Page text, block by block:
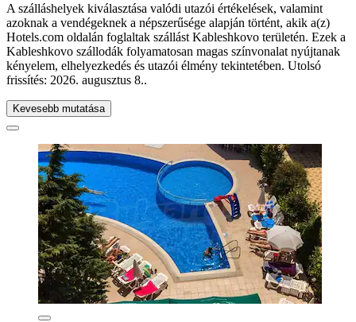
A szálláshelyek kiválasztása valódi utazói értékelések, valamint
azoknak a vendégeknek a népszerűsége alapján történt, akik a(z)
Hotels.com oldalán foglaltak szállást Kableshkovo területén. Ezek a
Kableshkovo szállodák folyamatosan magas színvonalat nyújtanak
kényelem, elhelyezkedés és utazói élmény tekintetében. Utolsó
frissítés: 2026. augusztus 8..
Kevesebb mutatása